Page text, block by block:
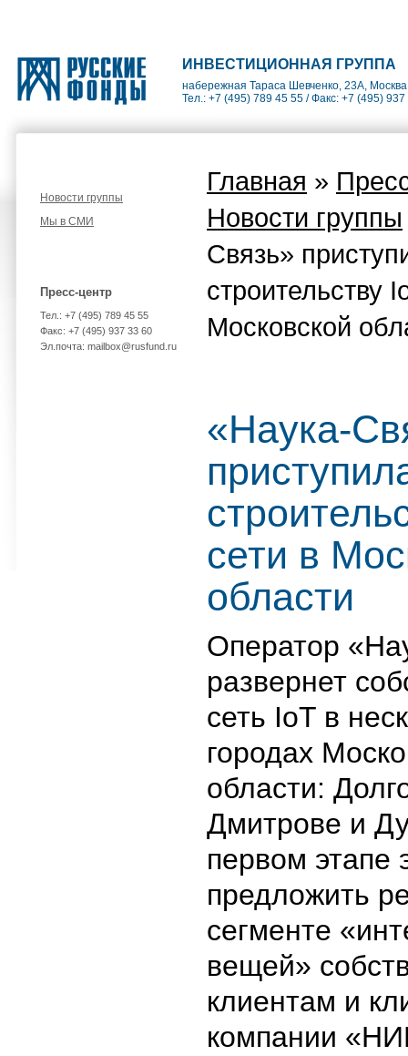
ИНВЕСТИЦИОННАЯ ГРУППА
набережная Тараса Шевченко, 23А,
Тел.: +7 (495) 789 45 55 / Факс: +7 (495)
Новости группы
Мы в СМИ
Пресс-центр
Тел.: +7 (495) 789 45 55
Факс: +7 (495) 937 33 60
Эл.почта: mailbox@rusfund.ru
Главная »
Новости группы
Связь»
строительству
Московской
«Наука-
сети в
области
Оператор
развернет
сеть IoT в
городах
области:
Дмитрове и
первом этапе
предложить
сегменте
вещей»
клиентам и
компании